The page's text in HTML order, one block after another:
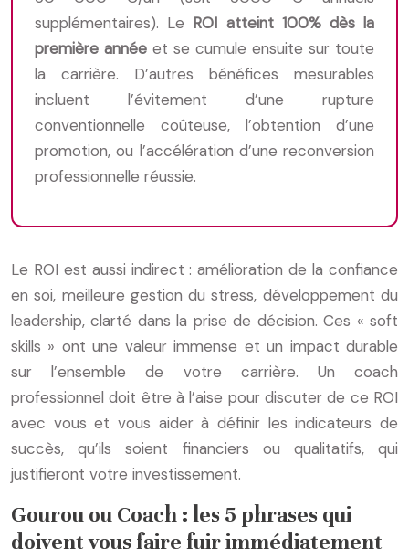
supplémentaires). Le ROI atteint 100% dès la
première année et se cumule ensuite sur toute
la carrière. D’autres bénéfices mesurables
incluent l’évitement d’une rupture
conventionnelle coûteuse, l’obtention d’une
promotion, ou l’accélération d’une reconversion
professionnelle réussie.
Le ROI est aussi indirect : amélioration de la confiance
en soi, meilleure gestion du stress, développement du
leadership, clarté dans la prise de décision. Ces « soft
skills » ont une valeur immense et un impact durable
sur l’ensemble de votre carrière. Un coach
professionnel doit être à l’aise pour discuter de ce ROI
avec vous et vous aider à définir les indicateurs de
succès, qu’ils soient financiers ou qualitatifs, qui
justifieront votre investissement.
Gourou ou Coach : les 5 phrases qui
doivent vous faire fuir immédiatement